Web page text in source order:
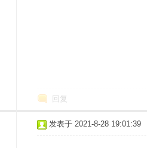
回复
发表于 2021-8-28 19:01:39